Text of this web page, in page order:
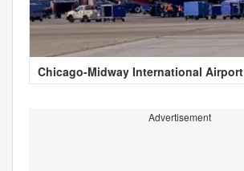
Chicago-Midway International Airport
Advertisement